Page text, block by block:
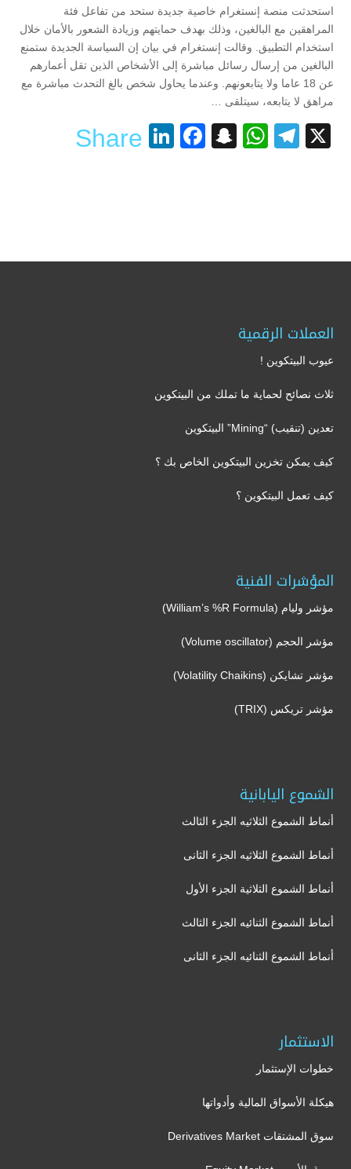
استحدثت منصة إنستغرام خاصية جديدة ستحد من تفاعل فئة
المراهقين مع البالغين، وذلك بهدف حمايتهم وزيادة الشعور بالأمان خلال
استخدام التطبيق. وقالت إنستغرام في بيان إن السياسة الجديدة ستمنع
البالغين من إرسال رسائل مباشرة إلى الأشخاص الذين تقل أعمارهم
عن 18 عاما ولا يتابعونهم. وعندما يحاول شخص بالغ التحدث مباشرة مع
مراهق لا يتابعه، سيتلقى …
X
Telegram
WhatsApp
Snapchat
Facebook
LinkedIn
Share
العملات الرقمية
عيوب البيتكوين !
ثلاث نصائح لحماية ما تملك من البيتكوين
تعدين (تنقيب) “Mining” البيتكوين
كيف يمكن تخزين البيتكوين الخاص بك ؟
كيف تعمل البيتكوين ؟
المؤشرات الفنية
مؤشر وليام (William’s %R Formula)
مؤشر الحجم (Volume oscillator)
مؤشر تشايكن (Volatility Chaikins)
مؤشر تريكس (TRIX)
الشموع اليابانية
أنماط الشموع الثلاثيه الجزء الثالث
أنماط الشموع الثلاثيه الجزء الثانى
أنماط الشموع الثلاثية الجزء الأول
أنماط الشموع الثنائيه الجزء الثالث
أنماط الشموع الثنائيه الجزء الثانى
الاستثمار
خطوات الإستثمار
هيكلة الأسواق المالية وأدواتها
سوق المشتقات Derivatives Market